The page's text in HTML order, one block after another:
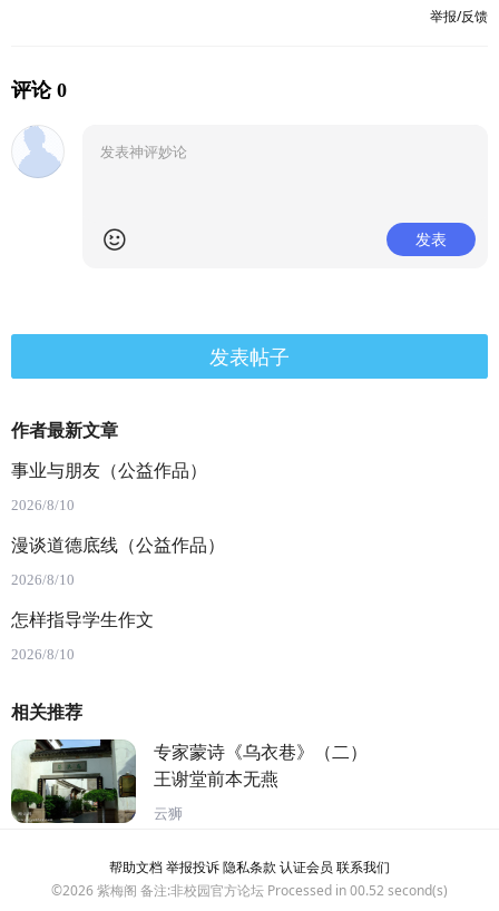
举报/反馈
评论 0
发表
发表帖子
作者最新文章
事业与朋友（公益作品）
2026/8/10
漫谈道德底线（公益作品）
2026/8/10
怎样指导学生作文
2026/8/10
相关推荐
专家蒙诗《乌衣巷》（二）
王谢堂前本无燕
云狮
帮助文档举报投诉隐私条款 认证会员 联系我们
©2026紫梅阁 备注:非校园官方论坛 Processed in 00.52 second(s)